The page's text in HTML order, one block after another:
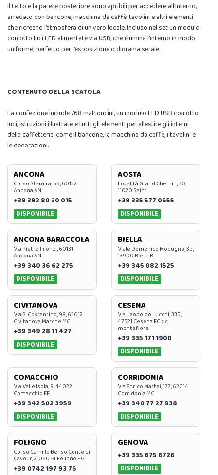
Il tetto e la parete posteriore sono apribili per accedere all’interno,
arredato con bancone, macchina da caffè, tavolini e altri elementi
che ricreano l’atmosfera di un vero locale. Incluso nel set un modulo
con otto luci LED alimentate via USB, che illumina l’interno in modo
uniforme, perfetto per l’esposizione o diorama serale.
CONTENUTO DELLA SCATOLA
La confezione include 768 mattoncini, un modulo LED USB con otto
luci, istruzioni illustrate e tutti gli elementi per allestire gli interni
della caffetteria, come il bancone, la macchina da caffè, i tavolini e
le decorazioni.
ANCONA
Corso Stamira, 55, 60122
Ancona AN
+39 392 80 30 015
DISPONIBILE
AOSTA
Località Grand Chemin, 30,
11020 Saint
+39 335 577 0655
DISPONIBILE
ANCONA BARACCOLA
Via Pietro Filonzi, 60131
Ancona AN
+39 340 36 62 275
DISPONIBILE
BIELLA
Viale Domenico Modugno, 3b,
13900 Biella BI
+39 345 082 1525
DISPONIBILE
CIVITANOVA
Via S. Costantino, 98, 62012
Civitanova Marche MC
+39 349 28 11 427
DISPONIBILE
CESENA
Via Leopoldo Lucchi, 335,
47521 Cesena FC c.c.
montefiore
+39 335 171 1900
DISPONIBILE
COMACCHIO
Via Valle Isola, 9, 44022
Comacchio FE
+39 342 502 3959
DISPONIBILE
CORRIDONIA
Via Enrico Mattei, 177, 62014
Corridonia MC
+39 340 77 27 938
DISPONIBILE
FOLIGNO
Corso Camillo Benso Conte di
Cavour, 2, 06034 Foligno PG
+39 0742 197 93 76
GENOVA
+39 335 675 6726
DISPONIBILE